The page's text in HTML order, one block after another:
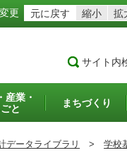
更 元に戻す 縮小 拡
サイト内
産業・
と
まちづくり
データライブラリ > 学校